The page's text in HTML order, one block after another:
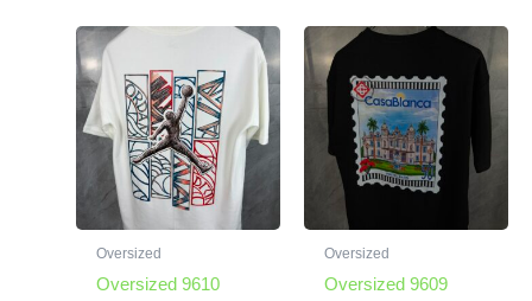
Oversized
Oversized 9610
Oversized
Oversized 9609